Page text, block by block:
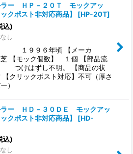
ラー ＨＰ－２０Ｔ モックアッ
クポスト非対応商品】
[HP-20T]
込)
し
１９９６年頃 【メーカ
モック個数】 １個 【部品流
つけはずし不明。 【商品の状
クリックポスト対応】不可（厚さ
）
ラー ＨＤ－３０ＤＥ モックアッ
クポスト非対応商品】
[HD-
込)
し